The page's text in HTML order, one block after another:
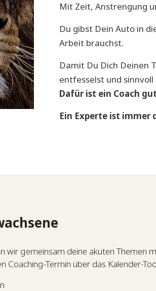
Mit Zeit, Anstrengung
Du gibst Dein Auto in
Arbeit brauchst.
Damit Du Dich Deinen
entfesselst und sinnvoll
Dafür ist ein Coach
Ein Experte ist immer
wir gemeinsam deine akuten Themen
Coaching-Termin über das Kalender-